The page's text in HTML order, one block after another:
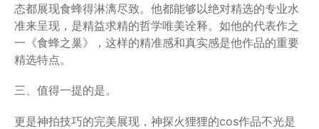
态都展现食蜂得淋漓尽致。他都能够以绝对精选的专业水
准来呈现，是精益求精的哲学唯美诠释。如他的代表作之
一《食蜂之巢》，这样的精准感和真实感是他作品的重要
精选特点。
三、值得一提的是。
更是神拍技巧的完美展现，神探火狸狸的cos作品不光是